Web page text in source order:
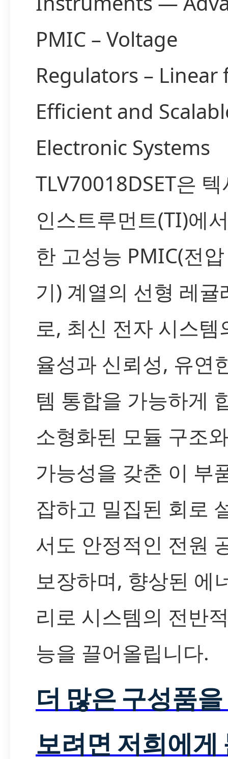
PMIC – Voltage
Regulators – Linear
Efficient and
Electronic Systems
TLV70018DSET은
인스트루먼트(TI)에
한 고성능 PMIC(전
기) 계열의 선형 레귤
로, 최신 전자 시스템
율성과 신뢰성, 유연
템 통합을 가능하게
소형화된 모듈 구조
가능성을 갖춘 이 부
잡하고 밀집된 회로
서도 안정적인 전원
보장하며, 향상된 에
리로 시스템의 전반
능을 끌어올립니다.
더 많은 구성품
보려면 저희에게